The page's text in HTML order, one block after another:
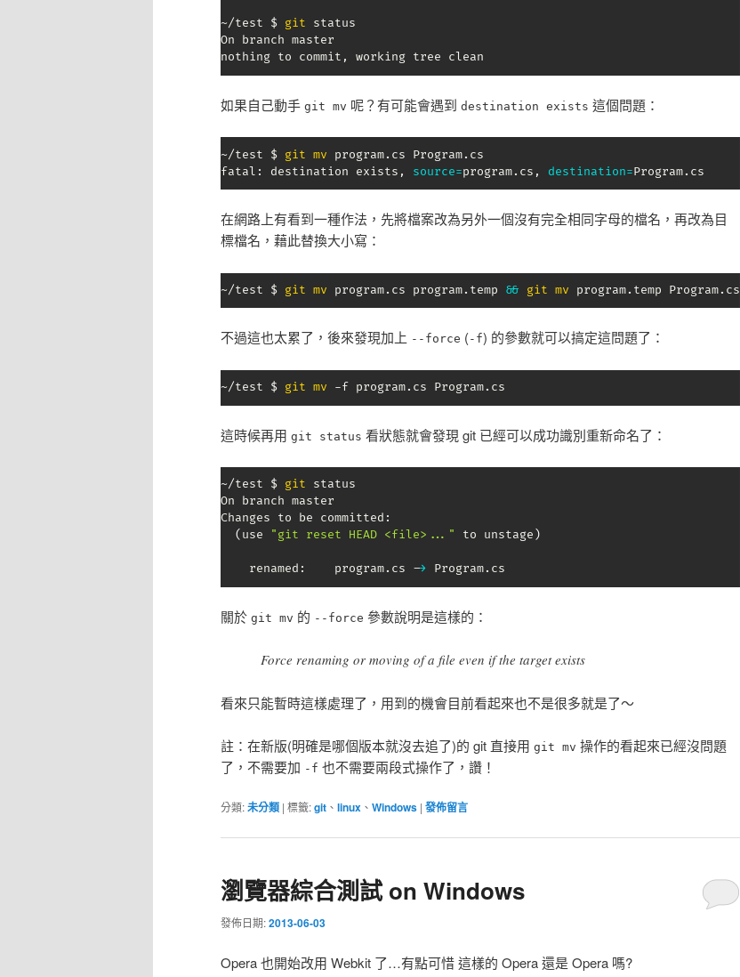
~/test $ git status
On branch master
nothing to commit, working tree clean
如果自己動手 git mv 呢？有可能會遇到 destination exists 這個問題：
~/test $ git mv program.cs Program.cs
fatal: destination exists, source=program.cs, destination=Program.cs
在網路上有看到一種作法，先將檔案改為另外一個沒有完全相同字母的檔名，再改為目
標檔名，藉此替換大小寫：
~/test $ git mv program.cs program.temp && git mv program.temp Program.cs
不過這也太累了，後來發現加上 --force (-f) 的參數就可以搞定這問題了：
~/test $ git mv -f program.cs Program.cs
這時候再用 git status 看狀態就會發現 git 已經可以成功識別重新命名了：
~/test $ git status
On branch master
Changes to be committed:
( use "git reset HEAD <file>..." to unstage )
	renamed:    program.cs -
> Program.cs
關於 git mv 的 --force 參數說明是這樣的：
Force renaming or moving of a file even if the target exists
看來只能暫時這樣處理了，用到的機會目前看起來也不是很多就是了～
註：在新版(明確是哪個版本就沒去追了)的 git 直接用 git mv 操作的看起來已經沒問題
了，不需要加 -f 也不需要兩段式操作了，讚！
分類:未分類 | 標籤:git 、 linux 、 Windows | 發佈留言
瀏覽器綜合測試 on Windows
發佈日期:2013-06-03
Opera 也開始改用 Webkit 了…有點可惜 這樣的 Opera 還是 Opera 嗎?